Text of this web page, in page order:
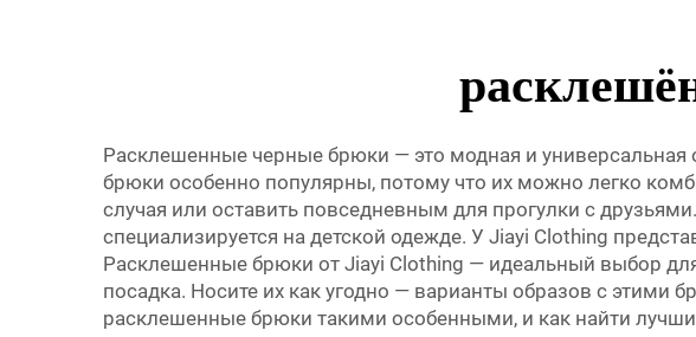
Расклешенные черные брюки — это модная и
брюки особенно популярны, потому что их можно легко
случая или оставить повседневным для прогулки с
специализируется на детской одежде. У Jiayi Clothing
Расклешенные брюки от Jiayi Clothing — идеальный выбор
посадка. Носите их как угодно — варианты образов с этими
расклешенные брюки такими особенными, и как найти